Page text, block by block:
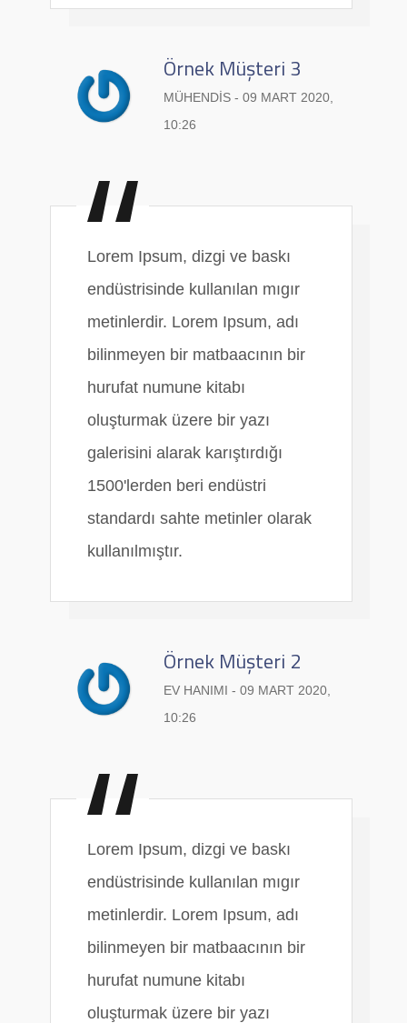
Örnek Müşteri 3
MÜHENDIS - 09 MART 2020,
10:26
Lorem Ipsum, dizgi ve baskı
endüstrisinde kullanılan mıgır
metinlerdir. Lorem Ipsum, adı
bilinmeyen bir matbaacının bir
hurufat numune kitabı
oluşturmak üzere bir yazı
galerisini alarak karıştırdığı
1500'lerden beri endüstri
standardı sahte metinler olarak
kullanılmıştır.
Örnek Müşteri 2
EV HANIMI - 09 MART 2020,
10:26
Lorem Ipsum, dizgi ve baskı
endüstrisinde kullanılan mıgır
metinlerdir. Lorem Ipsum, adı
bilinmeyen bir matbaacının bir
hurufat numune kitabı
oluşturmak üzere bir yazı